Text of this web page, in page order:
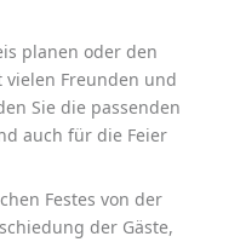
planen oder den
vielen Freunden und
Sie die passenden
auch für die Feier
Festes von der
der Gäste,